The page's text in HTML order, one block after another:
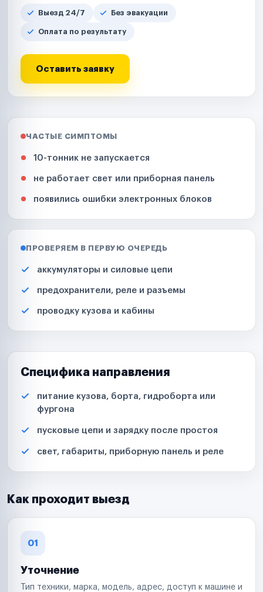
Выезд 24/7 Без эвакуации
Оплата по результату
Оставить заявку
ЧАСТЫЕ СИМПТОМЫ
10-тонник не запускается
не работает свет или приборная панель
появились ошибки электронных блоков
ПРОВЕРЯЕМ В ПЕРВУЮ ОЧЕРЕДЬ
аккумуляторы и силовые цепи
предохранители, реле и разъемы
проводку кузова и кабины
Специфика направления
питание кузова, борта, гидроборта или
фургона
пусковые цепи и зарядку после простоя
свет, габариты, приборную панель и реле
Как проходит выезд
01
Уточнение
Тип техники, марка, модель, адрес, доступ к машине и